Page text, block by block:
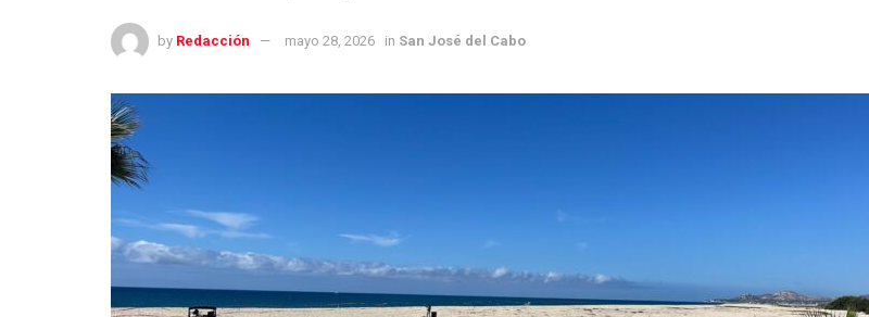
by Redacción mayo 28, 2026 in San José del Cabo